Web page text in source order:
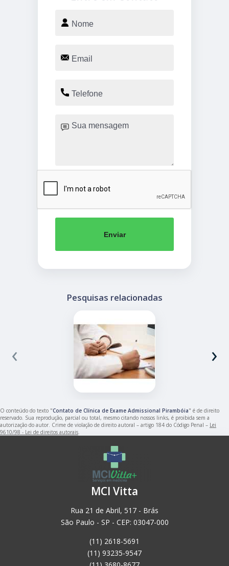
Enviar
Pesquisas relacionadas
‹ ›
O conteúdo do texto "Contato de Clínica de Exame Admissional Pirambóia" é de direito
reservado. Sua reprodução, parcial ou total, mesmo citando nossos links, é proibida sem a
autorização do autor. Crime de violação de direito autoral – artigo 184 do Código Penal – Lei
9610/98 - Lei de direitos autorais.
MCI Vitta
Rua 21 de Abril, 517 - Brás
São Paulo - SP - CEP: 03047-000
(11) 2618-5691
(11) 93235-9547